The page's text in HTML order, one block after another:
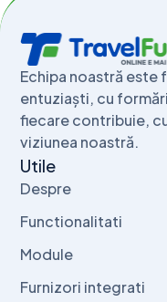
Echipa noastră este
entuziaști, cu
fiecare contribuie,
viziunea noastră.
Utile
Despre
Functionalitati
Module
Furnizori integrati